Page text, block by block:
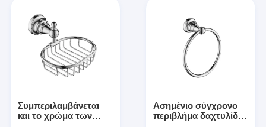
Συμπεριλαμβάνεται
και το χρώμα των
Ασημένιο σύγχρονο
περιβλήμα δαχτυλίδι